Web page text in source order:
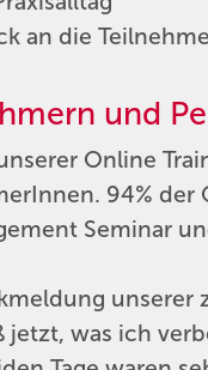
an die
und
Online
94%
Seminar
unserer
was ich